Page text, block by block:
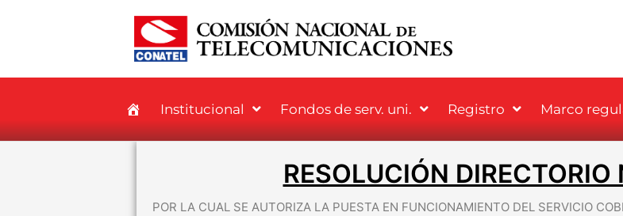
Institucional Fondos de serv. uni. Registro Marco
RESOLUCIÓN
POR LA CUAL SE AUTORIZA LA PUESTA EN FUNCIONAMIENTO DEL SERVICIO